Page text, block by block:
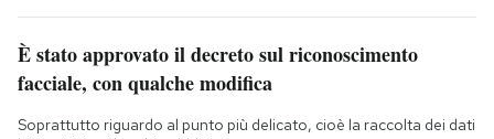
È stato approvato il decreto sul riconoscimento
facciale, con qualche modifica
Soprattutto riguardo al punto più delicato, cioè la raccolta dei dati